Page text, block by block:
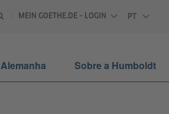
MEIN GOETHE.DE – LOGIN
PT
Alemanha Sobre a Humboldt